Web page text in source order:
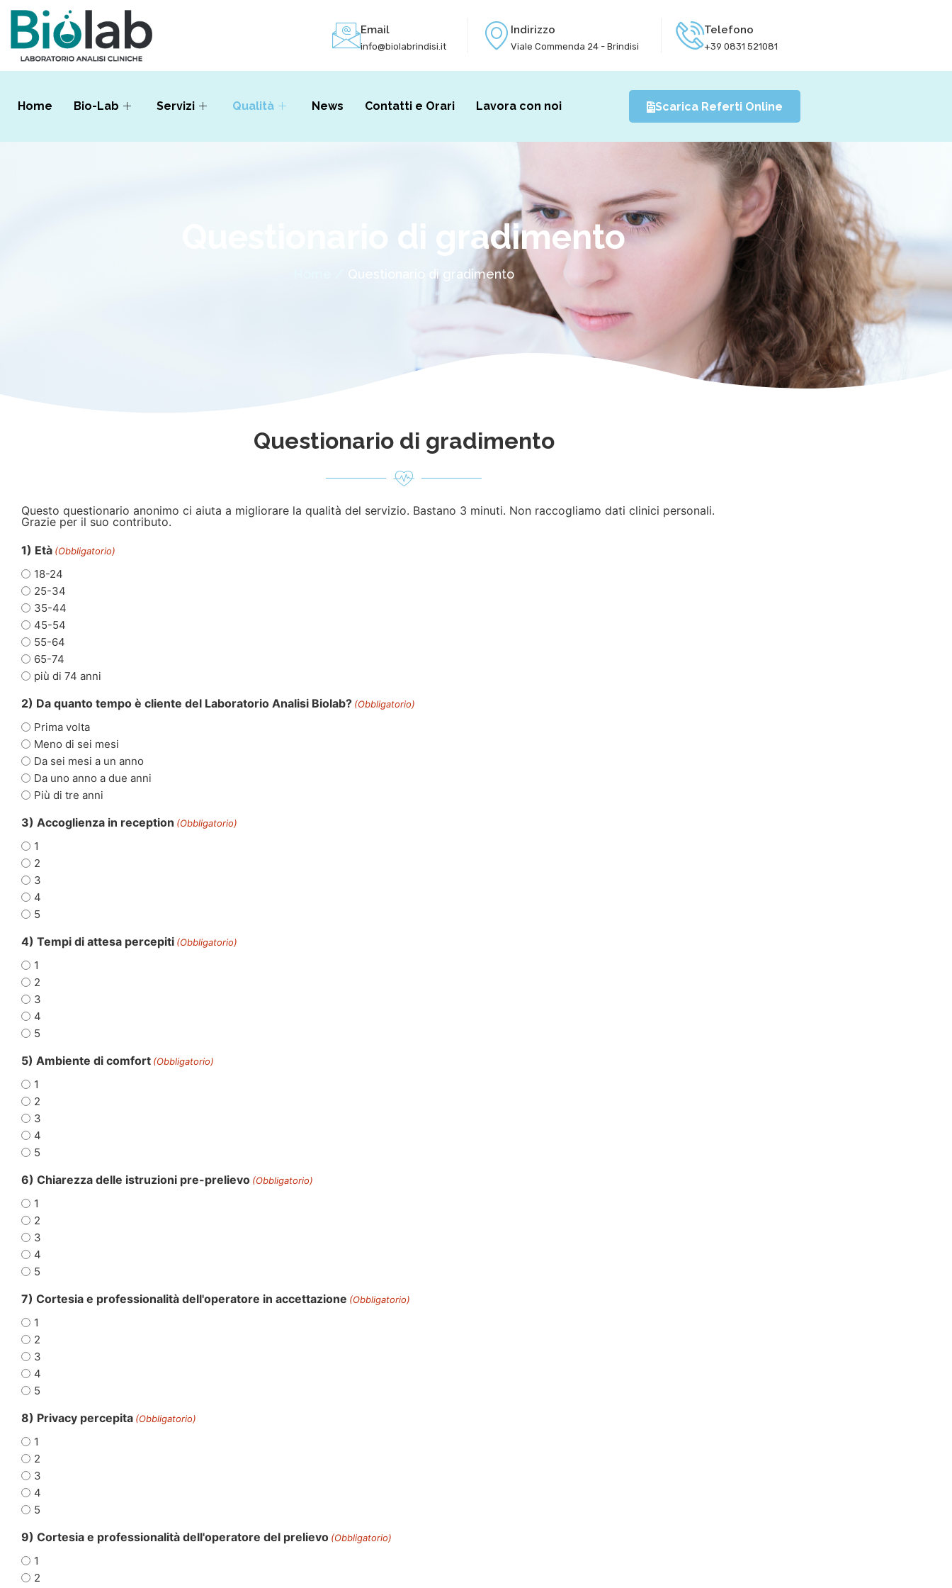
Email
info@biolabrindisi.it
Indirizzo
Viale Commenda 24 - Brindisi
Telefono
+39 0831 521081
Home Bio-Lab Servizi Qualità News Contatti e Orari Lavora con noi Scarica Referti Online
Questionario di gradimento
Questionario di gradimento
Questionario di gradimento
Questo questionario anonimo ci aiuta a migliorare la qualità del servizio. Bastano 3 minuti. Non raccogliamo dati clinici personali.
Grazie per il suo contributo.
1) Età (Obbligatorio)
18-24
25-34
35-44
45-54
55-64
65-74
più di 74 anni
2) Da quanto tempo è cliente del Laboratorio Analisi Biolab? (Obbligatorio)
Prima volta
Meno di sei mesi
Da sei mesi a un anno
Da uno anno a due anni
Più di tre anni
3) Accoglienza in reception (Obbligatorio)
1
2
3
4
5
4) Tempi di attesa percepiti (Obbligatorio)
1
2
3
4
5
5) Ambiente di comfort (Obbligatorio)
1
2
3
4
5
6) Chiarezza delle istruzioni pre-prelievo (Obbligatorio)
1
2
3
4
5
7) Cortesia e professionalità dell'operatore in accettazione (Obbligatorio)
1
2
3
4
5
8) Privacy percepita (Obbligatorio)
1
2
3
4
5
9) Cortesia e professionalità dell'operatore del prelievo (Obbligatorio)
1
2